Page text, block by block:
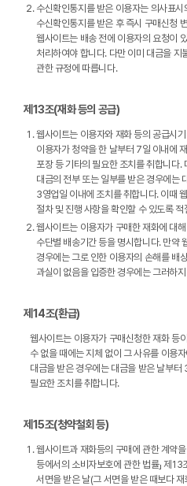
수신확인통지를 받은 이용자는 의사표
수신확인통지를 받은 후 즉시 구매신청
웹사이트는 배송 전에 이용자의 요청이
처리하여야 합니다. 다만 이미 대금을 지
관한 규정에 따릅니다.
제13조(재화 등의 공급)
웹사이트는 이용자와 재화 등의 공급시
이용자가 청약을 한 날부터 7일 이내에
포장 등 기타의 필요한 조치를 취합니다.
대금의 전부 또는 일부를 받은 경우에는
3영업일 이내에 조치를 취합니다. 이때
절차 및 진행 사항을 확인할 수 있도록
웹사이트는 이용자가 구매한 재화에 대
수단별 배송기간 등을 명시합니다. 만약
경우에는 그로 인한 이용자의 손해를 배
과실이 없음을 입증한 경우에는 그러하
제14조(환급)
웹사이트는 이용자가 구매신청한 재화 등
수 없을 때에는 지체 없이 그 사유를 이용
대금을 받은 경우에는 대금을 받은 날부터
필요한 조치를 취합니다.
제15조(청약철회 등)
웹사이트과 재화등의 구매에 관한 계약을
등에서의 소비자보호에 관한 법률」 제
서면을 받은 날(그 서면을 받은 때보다